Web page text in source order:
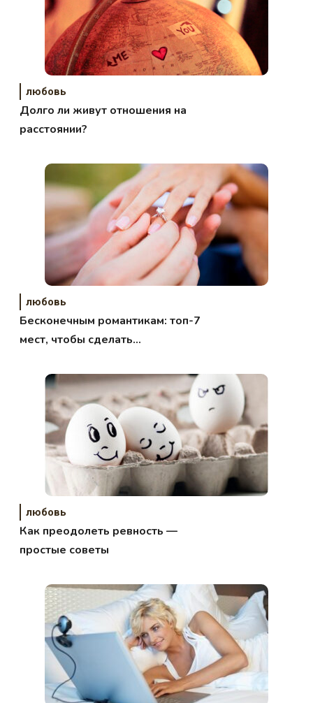
любовь
Долго ли живут отношения на
расстоянии?
любовь
Бесконечным романтикам: топ-7
мест, чтобы сделать
любовь
Как преодолеть ревность —
простые советы